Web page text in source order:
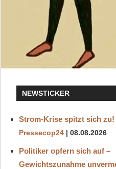
NEWSTICKER
Strom-Krise spitzt sich zu!
Pressecop24 08.08.2026
Politiker opfern sich auf –
Gewichtszunahme